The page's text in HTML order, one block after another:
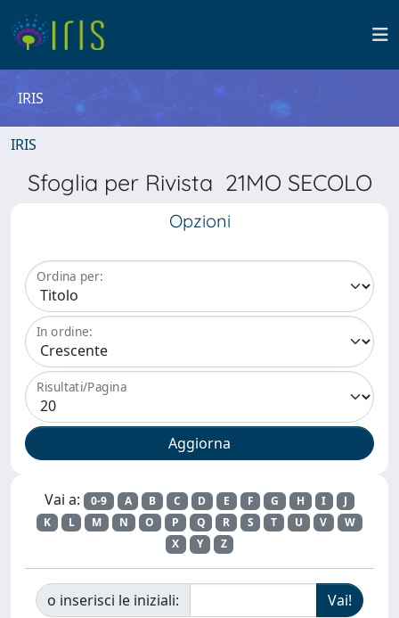
IRIS
IRIS
Sfoglia per Rivista 21MO SECOLO
Opzioni
Ordina per:
In ordine:
Risultati/Pagina
Vai a: 0-9 A B C D E F G H I
J
K
L M N O P Q R S T U V
W
X
Y Z
o inserisci le iniziali: